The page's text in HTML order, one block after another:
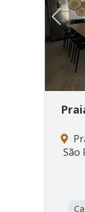
Previous
São